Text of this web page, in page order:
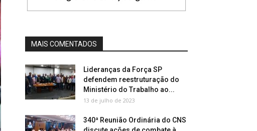
MAIS COMENTADOS
Lideranças da Força SP
defendem reestruturação do
Ministério do Trabalho ao...
13 de julho de 2023
340ª Reunião Ordinária do CNS